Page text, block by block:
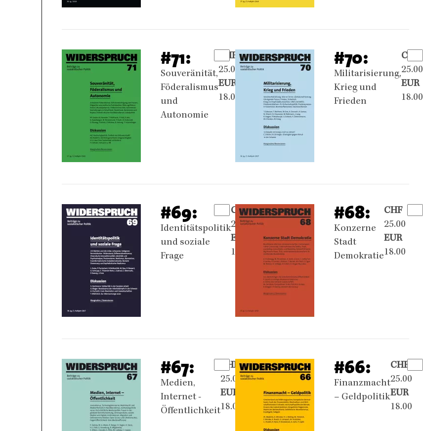
#71:
Souveränität,
Föderalismus
und
Autonomie
CHF
25.00
EUR
18.00
#70:
Militarisierung,
Krieg und
Frieden
CHF
25.00
EUR
18.00
#69:
Identitätspolitik
und soziale
Frage
CHF
25.00
EUR
18.00
#68:
Konzerne
Stadt
Demokratie
CHF
25.00
EUR
18.00
#67:
Medien,
Internet -
Öffentlichkeit
CHF
25.00
EUR
18.00
#66:
Finanzmacht
– Geldpolitik
CHF
25.00
EUR
18.00